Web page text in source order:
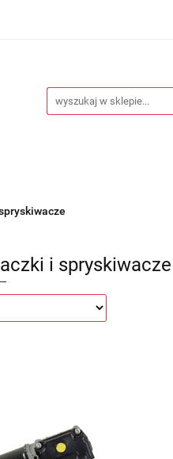
i spryskiwacze